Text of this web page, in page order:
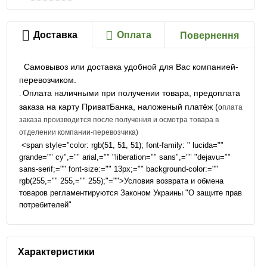
Доставка Оплата Повернення
Самовывоз или доставка удобной для Вас компанией-
перевозчиком.
. Оплата наличными при получении товара, предоплата
заказа на карту ПриватБанка, наложеный платёж (оплата
заказа производится после получения и осмотра товара в
отделении компании-перевозчика)
<span style="color: rgb(51, 51, 51); font-family: " lucida=""
grande="" cy",="" arial,="" "liberation="" sans",="" "dejavu=""
sans-serif;="" font-size:="" 13px;="" background-color:=""
rgb(255,="" 255,="" 255);"="">Условия возврата и обмена
товаров регламентируются Законом Украины "О защите прав
потребителей"
Характеристики